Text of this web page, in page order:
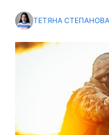
ТЕТЯНА СТЕПАНОВА